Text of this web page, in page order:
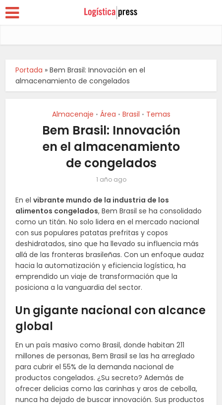
Portada »Bem Brasil: Innovación en el
almacenamiento de congelados
Almacenaje • Área • Brasil • Temas
Bem Brasil: Innovación
en el almacenamiento
de congelados
1 año ago
En elvibrante mundo de la industria de los
alimentos congelados, Bem Brasil se ha consolidado
como un titán. No solo lidera en el mercado nacional
con sus populares patatas prefritas y copos
deshidratados, sino que ha llevado su influencia más
allá de las fronteras brasileñas. Con un enfoque audaz
hacia la automatización y eficiencia logística, ha
emprendido un viaje de transformación que la
posiciona a la vanguardia del sector.
Un gigante nacional con alcance
global
En un país masivo como Brasil, donde habitan 211
millones de personas, Bem Brasil se las ha arreglado
para cubrir el 55% de la demanda nacional de
productos congelados. ¿Su secreto? Además de
ofrecer delicias como las carinhas y aros de cebolla,
nunca ha dejado de buscar innovación. Sus productos